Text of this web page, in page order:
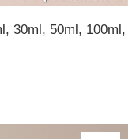
30ml, 50ml, 100ml,